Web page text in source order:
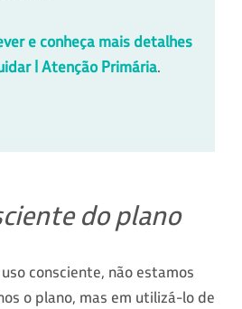
e conheça mais detalhes
| Atenção Primária.
do plano
consciente, não estamos
o plano, mas em utilizá-lo de